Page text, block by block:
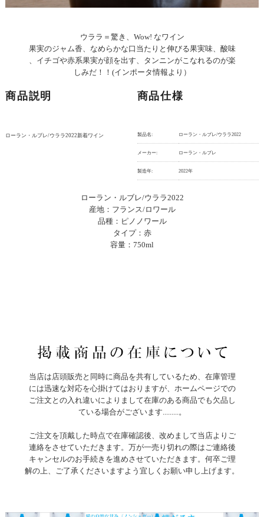
ウララ＝驚き、Wow! なワイン
果実のジャム香、なめらかな口当たりと伸びる果実味、酸味
、イチゴや赤系果実が顔を出す、タンニンがこなれるのが楽
しみだ！！(インポータ情報より）
商品説明
ローラン・ルブレ/ウララ2022新着ワイン
商品仕様
製品名: ローラン・ルブレ/ウララ2022
メーカー: ローラン・ルブレ
製造年: 2022年
ローラン・ルブレ/ウララ2022
産地：フランス/ロワール
品種：ピノノワール
タイプ：赤
容量：750ml
当店は店頭販売と同時に商品を共有しているため、在庫管理
には迅速な対応を心掛けてはおりますが、ホームページでの
ご注文との入れ違いによりまして在庫のある商品でも欠品し
ている場合がございます.........。
ご注文を頂戴した時点で在庫確認後、改めまして当店よりご
連絡をさせていただきます。万が一売り切れの際はご連絡後
キャンセルのお手続きを進めさせていただきます。何卒ご理
解の上、ご了承くださいますよう宜しくお願い申し上げます。